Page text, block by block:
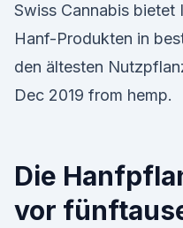
Swiss Cannabis bietet
Hanf-Produkten in
den ältesten
Dec 2019 from hemp.
Die
vor